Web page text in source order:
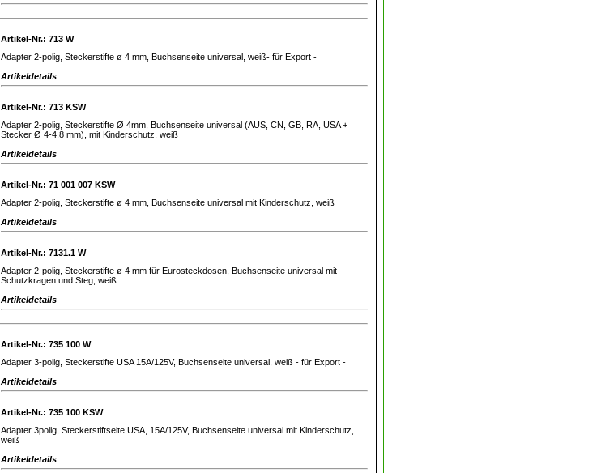
Artikel-Nr.: 713 W
Adapter 2-polig, Steckerstifte ø 4 mm, Buchsenseite universal, weiß- für Export -
Artikeldetails
Artikel-Nr.: 713 KSW
Adapter 2-polig, Steckerstifte Ø 4mm, Buchsenseite universal (AUS, CN, GB, RA, USA +
Stecker Ø 4-4,8 mm), mit Kinderschutz, weiß
Artikeldetails
Artikel-Nr.: 71 001 007 KSW
Adapter 2-polig, Steckerstifte ø 4 mm, Buchsenseite universal mit Kinderschutz, weiß
Artikeldetails
Artikel-Nr.: 7131.1 W
Adapter 2-polig, Steckerstifte ø 4 mm für Eurosteckdosen, Buchsenseite universal mit
Schutzkragen und Steg, weiß
Artikeldetails
Artikel-Nr.: 735 100 W
Adapter 3-polig, Steckerstifte USA 15A/125V, Buchsenseite universal, weiß - für Export -
Artikeldetails
Artikel-Nr.: 735 100 KSW
Adapter 3polig, Steckerstiftseite USA, 15A/125V, Buchsenseite universal mit Kinderschutz,
weiß
Artikeldetails